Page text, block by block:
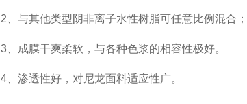
2、与其他类型阴非离子水性树脂可任意比例混合；
3、成膜干爽柔软，与各种色浆的相容性极好。
4、渗透性好，对尼龙面料适应性广。